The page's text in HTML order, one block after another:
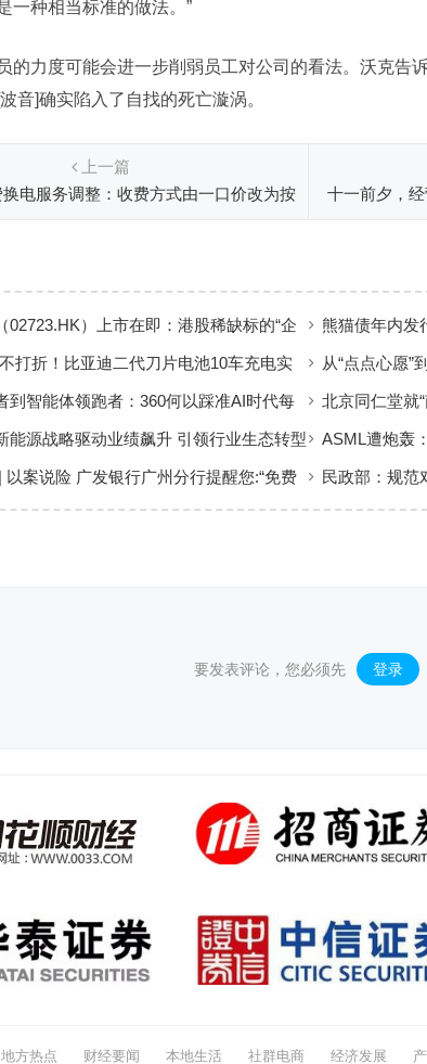
一种相当标准的做法。”
的力度可能会进一步削弱员工对公司的看法。沃克告
音]确实陷入了自找的死亡漩涡。
上一篇
电服务调整：收费方式由一口价改为按
十一前夕，
02723.HK）上市在即：港股稀缺标的“企
能体第一股”正式登场
熊猫债年内发
打折！比亚迪二代刀片电池10车充电实
需10分29秒
从“点点心愿”
到智能体领跑者：360何以踩准AI时代每
北京同仁堂就
能源战略驱动业绩飙升 引领行业生态转型
ASML遭炮轰
军
以案说险 广发银行广州分行提醒您:“免费
民政部：规范
要发表评论，您必须先 登录 。
地方热点 财经要闻 本地生活 社群电商 经济发展